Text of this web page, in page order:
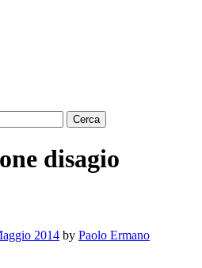
disagio
2014 by Paolo Ermano